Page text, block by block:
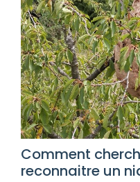
Comment
reconnaitre un